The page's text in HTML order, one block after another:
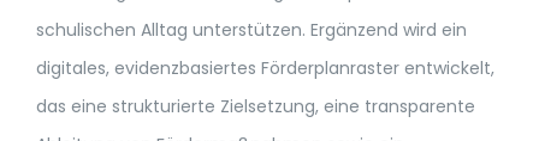
schulischen Alltag unterstützen. Ergänzend wird ein
digitales, evidenzbasiertes Förderplanraster entwickelt,
das eine strukturierte Zielsetzung, eine transparente